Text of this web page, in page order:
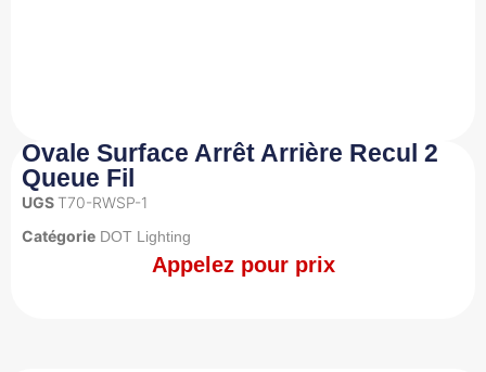
Ovale Surface Arrêt Arrière Recul 2
Queue Fil
UGST70-RWSP-1
Catégorie DOT Lighting
Appelez pour prix